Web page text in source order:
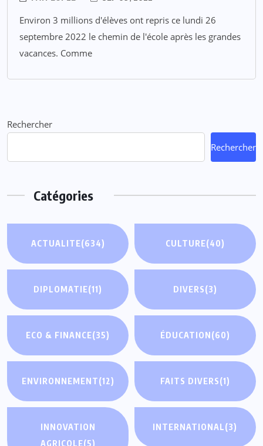
Environ 3 millions d'élèves ont repris ce lundi 26
septembre 2022 le chemin de l'école après les grandes
vacances. Comme
Rechercher
Rechercher
Catégories
ACTUALITE(634) CULTURE(40)
DIPLOMATIE(11) DIVERS(3)
ECO & FINANCE(35) ÉDUCATION(60)
ENVIRONNEMENT(12) FAITS DIVERS(1)
INNOVATION
AGRICOLE(5)
INTERNATIONAL(3)